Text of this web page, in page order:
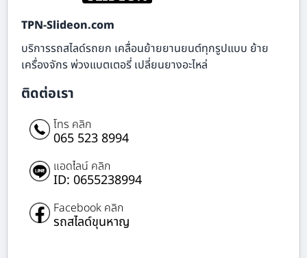
TPN-Slideon.com
บริการรถสไลด์รถยก เคลื่อนย้ายยานยนต์ทุกรูปแบบ ย้าย
เครื่องจักร พ่วงแบตเตอรี่ เปลี่ยนยางอะไหล่
ติดต่อเรา
โทร คลิก
065 523 8994
แอดไลน์ คลิก
ID: 0655238994
Facebook คลิก
รถสไลด์ขุนหาญ